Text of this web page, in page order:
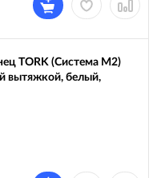
TORK (Система M2)
вытяжкой, белый,